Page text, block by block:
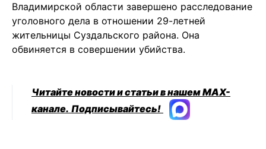
Владимирской области завершено расследование
уголовного дела в отношении 29-летней
жительницы Суздальского района. Она
обвиняется в совершении убийства.
Читайте новости и статьи в нашем MAX-
канале. Подписывайтесь!